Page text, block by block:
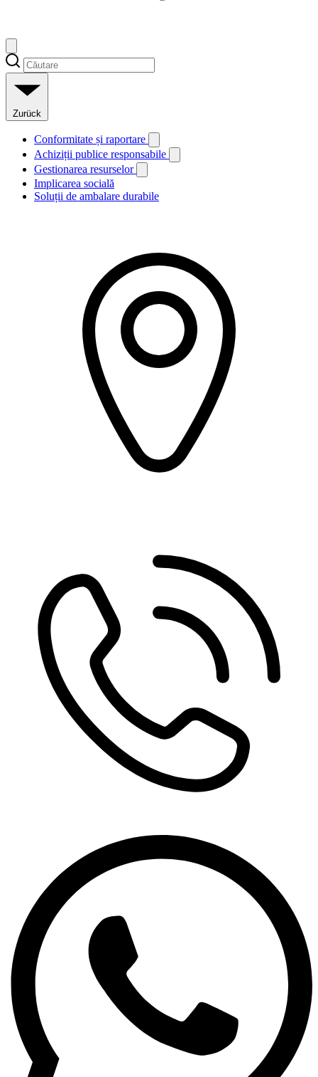
Zurück
Conformitate și raportare
Achiziții publice responsabile
Gestionarea resurselor
Implicarea socială
Soluții de ambalare durabile